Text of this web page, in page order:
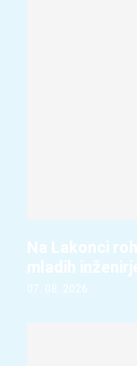
Na Lakonci
mladih
07. 08. 2026